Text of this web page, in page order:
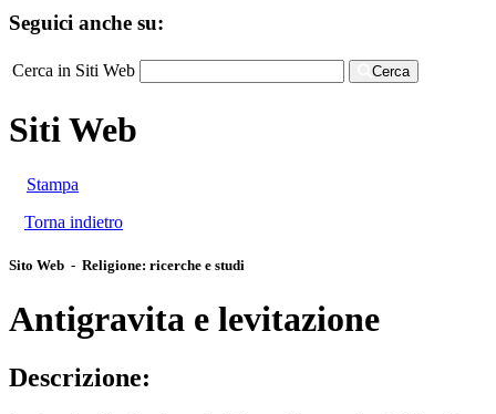
Seguici anche su:
Cerca in Siti Web Cerca
Siti Web
Stampa
Torna indietro
Sito Web - Religione: ricerche e studi
Antigravita e levitazione
Descrizione: